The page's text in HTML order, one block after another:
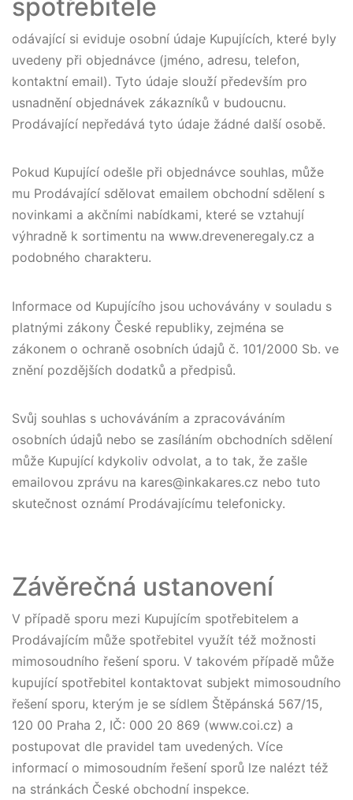
spotřebitele
odávající si eviduje osobní údaje Kupujících, které byly
uvedeny při objednávce (jméno, adresu, telefon,
kontaktní email). Tyto údaje slouží především pro
usnadnění objednávek zákazníků v budoucnu.
Prodávající nepředává tyto údaje žádné další osobě.
Pokud Kupující odešle při objednávce souhlas, může
mu Prodávající sdělovat emailem obchodní sdělení s
novinkami a akčními nabídkami, které se vztahují
výhradně k sortimentu na www.dreveneregaly.cz a
podobného charakteru.
Informace od Kupujícího jsou uchovávány v souladu s
platnými zákony České republiky, zejména se
zákonem o ochraně osobních údajů č. 101/2000 Sb. ve
znění pozdějších dodatků a předpisů.
Svůj souhlas s uchováváním a zpracováváním
osobních údajů nebo se zasíláním obchodních sdělení
může Kupující kdykoliv odvolat, a to tak, že zašle
emailovou zprávu na kares@inkakares.cz nebo tuto
skutečnost oznámí Prodávajícímu telefonicky.
Závěrečná ustanovení
V případě sporu mezi Kupujícím spotřebitelem a
Prodávajícím může spotřebitel využít též možnosti
mimosoudního řešení sporu. V takovém případě může
kupující spotřebitel kontaktovat subjekt mimosoudního
řešení sporu, kterým je se sídlem Štěpánská 567/15,
120 00 Praha 2, IČ: 000 20 869 (www.coi.cz) a
postupovat dle pravidel tam uvedených. Více
informací o mimosoudním řešení sporů lze nalézt též
na stránkách České obchodní inspekce.